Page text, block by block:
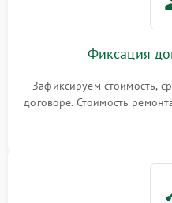
Фиксация
Зафиксируем стоимость,
договоре. Стоимость